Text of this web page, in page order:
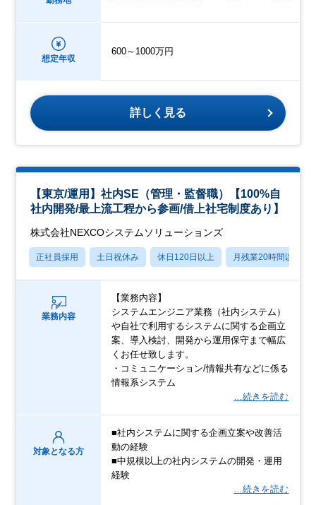
想定年収
600～1000万円
詳しく見る
【東京/運用】社内SE（管理・監督職）【100%自
社内開発/最上流工程から参画/借上社宅制度あり】
株式会社NEXCOシステムソリューションズ
正社員採用 土日祝休み 休日120日以上 月残業20時間以内
業務内容
【業務内容】
システムエンジニア業務（社内システム）
や自社で利用するシステムに関する企画立
案、導入検討、開発から運用保守まで幅広
くお任せ致します。
・コミュニケーション/情報共有などに係る
情報系システム
…続きを読む
対象となる方
■社内システムに関する企画立案や改善活
動の経験
■中規模以上の社内システムの開発・運用
経験
…続きを読む